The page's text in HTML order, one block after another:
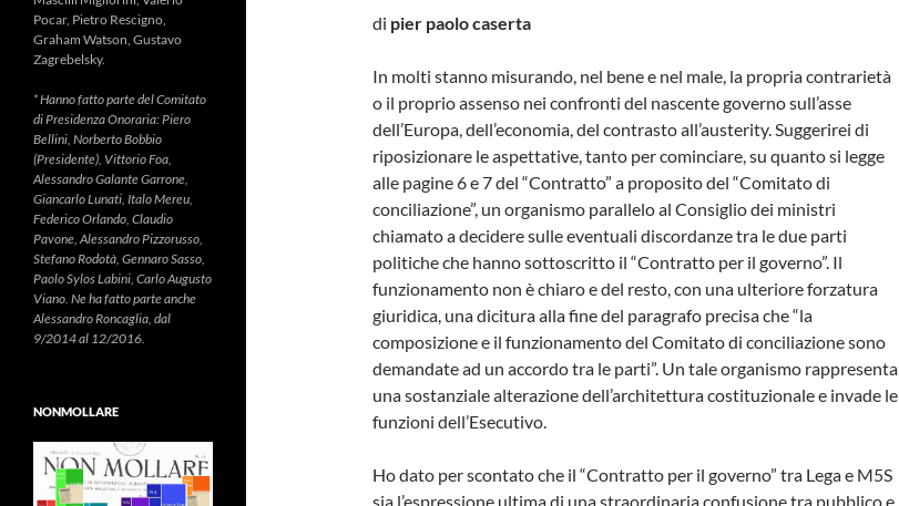
di pier paolo caserta
In molti stanno misurando, nel bene e nel male, la propria contrarietà
o il proprio assenso nei confronti del nascente governo sull’asse
dell’Europa, dell’economia, del contrasto all’austerity. Suggerirei di
riposizionare le aspettative, tanto per cominciare, su quanto si legge
alle pagine 6 e 7 del “Contratto” a proposito del “Comitato di
conciliazione”, un organismo parallelo al Consiglio dei ministri
chiamato a decidere sulle eventuali discordanze tra le due parti
politiche che hanno sottoscritto il “Contratto per il governo”. Il
funzionamento non è chiaro e del resto, con una ulteriore forzatura
giuridica, una dicitura alla fine del paragrafo precisa che “la
composizione e il funzionamento del Comitato di conciliazione sono
demandate ad un accordo tra le parti”. Un tale organismo rappresenta
una sostanziale alterazione dell’architettura costituzionale e invade le
funzioni dell’Esecutivo.
Ho dato per scontato che il “Contratto per il governo” tra Lega e M5S
sia l’espressione ultima di una straordinaria confusione tra pubblico e
Pocar, Pietro Rescigno,
Graham Watson, Gustavo
Zagrebelsky.
* Hanno fatto parte del Comitato
di Presidenza Onoraria: Piero
Bellini, Norberto Bobbio
(Presidente), Vittorio Foa,
Alessandro Galante Garrone,
Giancarlo Lunati, Italo Mereu,
Federico Orlando, Claudio
Pavone, Alessandro Pizzorusso,
Stefano Rodotà, Gennaro Sasso,
Paolo Sylos Labini, Carlo Augusto
Viano. Ne ha fatto parte anche
Alessandro Roncaglia, dal
9/2014 al 12/2016.
NONMOLLARE